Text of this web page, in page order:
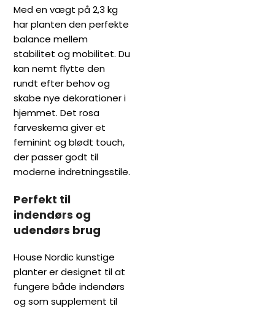
Med en vægt på 2,3 kg
har planten den perfekte
balance mellem
stabilitet og mobilitet. Du
kan nemt flytte den
rundt efter behov og
skabe nye dekorationer i
hjemmet. Det rosa
farveskema giver et
feminint og blødt touch,
der passer godt til
moderne indretningsstile.
Perfekt til
indendørs og
udendørs brug
House Nordic kunstige
planter er designet til at
fungere både indendørs
og som supplement til